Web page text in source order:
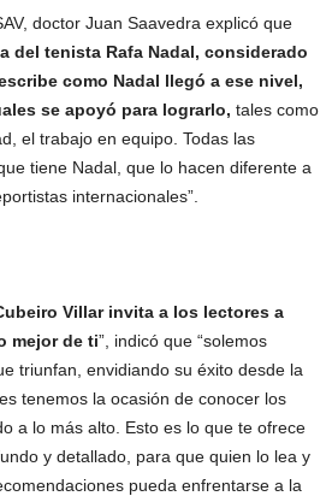
doctor Juan Saavedra explicó que
del tenista Rafa Nadal, considerado
como Nadal llegó a ese nivel,
se apoyó para lograrlo, tales como
el trabajo en equipo. Todas las
tiene Nadal, que lo hacen diferente a
internacionales”.
Villar invita a los lectores a
mejor de ti”, indicó que “solemos
triunfan, envidiando su éxito desde la
tenemos la ocasión de conocer los
a lo más alto. Esto es lo que te ofrece
y detallado, para que quien lo lea y
pueda enfrentarse a la